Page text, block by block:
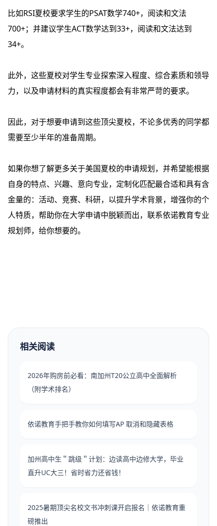
比如RSI夏校要求学生的PSAT数学740+，阅读和文法
700+；并建议学生ACT数学达到33+，阅读和文法达到
34+。
此外，这些夏校对学生专业探索深入程度、综合素质和领导
力，以及申请材料的真实程度都会有非常严苛的要求。
因此，对于想要申请到这些顶尖夏校，不论多优秀的同学都
需要至少半年的准备周期。
如果你想了解更多关于美国夏校的申请规划，并希望能根据
自身的特点、兴趣、意向专业，定制化匹配最合适和具有含
金量的：活动、竞赛、科研，以提升学术背景，增强你的个
人特质，帮助你在大学申请中脱颖而出，联系依诺教育专业
规划师，给你想要的。
相关阅读
2026年购房前必看：南加州T20公立高中全面解析
（附学术排名）
依诺教育手把手教你如何填写AP 取消和隐藏表格
加州高中生＂跳级＂计划：边读高中边修大学，毕业
直升UC大三！省时省力还省钱！
2025暑期顶尖名校文书冲刺课开启报名｜依诺教育重
磅推出